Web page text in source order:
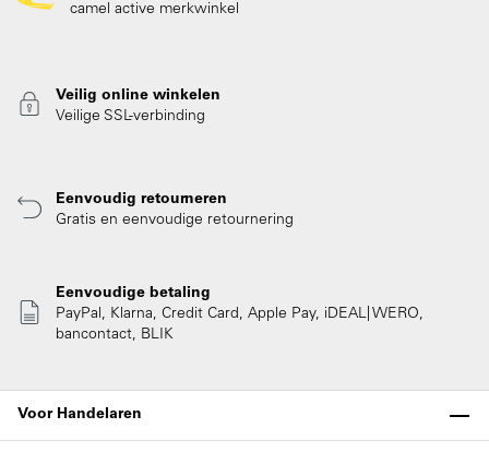
camel active merkwinkel
Veilig online winkelen
Veilige SSL-verbinding
Eenvoudig retourneren
Gratis en eenvoudige retournering
Eenvoudige betaling
PayPal, Klarna, Credit Card, Apple Pay, iDEAL| WERO,
bancontact, BLIK
Voor Handelaren